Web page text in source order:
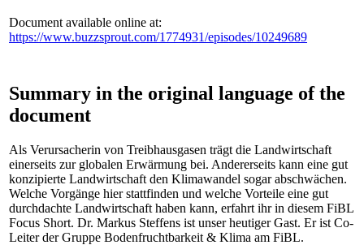
Document available online at:
https://www.buzzsprout.com/1774931/episodes/10249689
Summary in the original language of the
document
Als Verursacherin von Treibhausgasen trägt die Landwirtschaft
einerseits zur globalen Erwärmung bei. Andererseits kann eine gut
konzipierte Landwirtschaft den Klimawandel sogar abschwächen.
Welche Vorgänge hier stattfinden und welche Vorteile eine gut
durchdachte Landwirtschaft haben kann, erfahrt ihr in diesem FiBL
Focus Short. Dr. Markus Steffens ist unser heutiger Gast. Er ist Co-
Leiter der Gruppe Bodenfruchtbarkeit & Klima am FiBL.